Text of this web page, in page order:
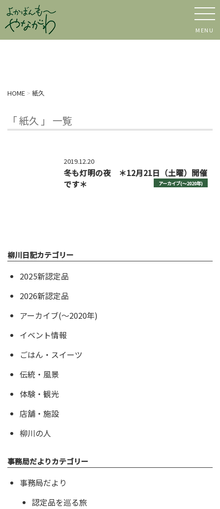
MENU
HOME > 紙久
「 紙久 」 一覧
2019.12.20
冬も灯明の夜 ＊12月21日（土曜）開催
です＊
アーカイブ(〜2020年)
柳川日記カテゴリー
2025新認定品
2026新認定品
アーカイブ(〜2020年)
イベント情報
ごはん・スイーツ
伝統・風景
体験・観光
店舗・施設
柳川の人
事務局だよりカテゴリー
事務局だより
認定品を巡る旅